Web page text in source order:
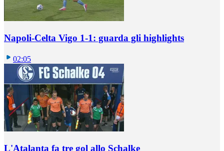
Napoli-Celta Vigo 1-1: guarda gli highlights
02:05
L'Atalanta fa tre gol allo Schalke